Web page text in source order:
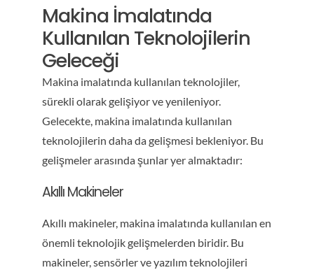
Makina İmalatında
Kullanılan Teknolojilerin
Geleceği
Makina imalatında kullanılan teknolojiler,
sürekli olarak gelişiyor ve yenileniyor.
Gelecekte, makina imalatında kullanılan
teknolojilerin daha da gelişmesi bekleniyor. Bu
gelişmeler arasında şunlar yer almaktadır:
Akıllı Makineler
Akıllı makineler, makina imalatında kullanılan en
önemli teknolojik gelişmelerden biridir. Bu
makineler, sensörler ve yazılım teknolojileri